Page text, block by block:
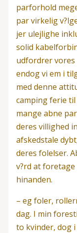
parforhold
par virkelig
jer ulejlighe
solid
udfordrer
endog vi em i
med denne
camping ferie til
mange abne
deres villighed
afskedstale
deres folelser.
v?rd at
hinanden.
– eg foler,
dag. I min
to kvinder, dog